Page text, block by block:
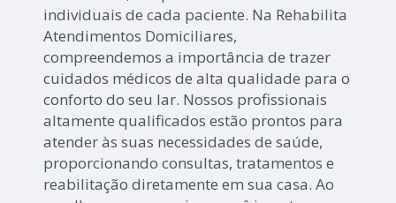
individuais de cada paciente. Na Rehabilita
Atendimentos Domiciliares,
compreendemos a importância de trazer
cuidados médicos de alta qualidade para o
conforto do seu lar. Nossos profissionais
altamente qualificados estão prontos para
atender às suas necessidades de saúde,
proporcionando consultas, tratamentos e
reabilitação diretamente em sua casa. Ao